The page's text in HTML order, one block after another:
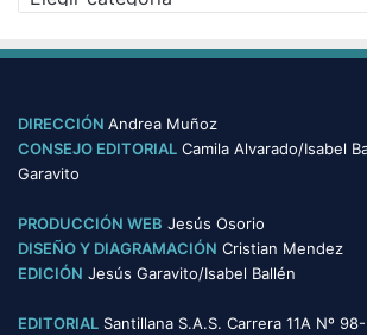
DIRECCIÓN Andrea Muñoz
CONSEJO EDITORIAL Camila Alvarado/Isabel
Garavito
PRODUCCIÓN WEB Jesús Osorio
DISEÑO Y DIAGRAMACIÓN Cristian Mendez
EDICIÓN Jesús Garavito/Isabel Ballén
EDITORIAL Santillana S.A.S. Carrera 11A Nº